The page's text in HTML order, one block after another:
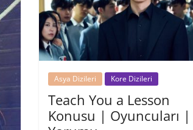
Asya Dizileri Kore Dizileri
Teach You a Lesson
Konusu | Oyuncuları |